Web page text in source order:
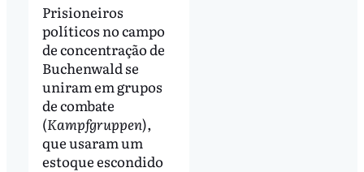
Prisioneiros
políticos no campo
de concentração de
Buchenwald se
uniram em grupos
de combate
(Kampfgruppen),
que usaram um
estoque escondido